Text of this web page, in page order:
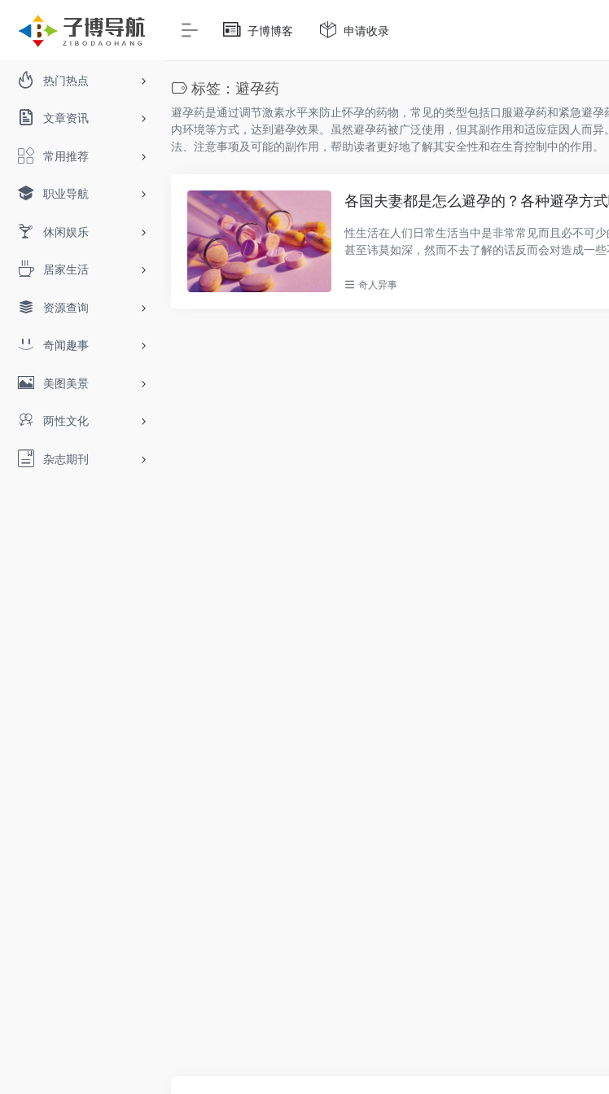
热门热点
文章资讯
常用推荐
职业导航
休闲娱乐
居家生活
资源查询
奇闻趣事
美图美景
两性文化
杂志期刊
子博博客 申请收录
标签：避孕药
避孕药是通过调节激素水平来防止怀孕的药物，常见的类型包括口服避孕药和紧急避
内环境等方式，达到避孕效果。虽然避孕药被广泛使用，但其副作用和适应症因人而
法、注意事项及可能的副作用，帮助读者更好地了解其安全性和在生育控制中的作用。
各国夫妻都是怎么避孕的？各种避孕方
性生活在人们日常生活当中是非常常见而且必不可
甚至讳莫如深，然而不去了解的话反而会对造成一
奇人异事